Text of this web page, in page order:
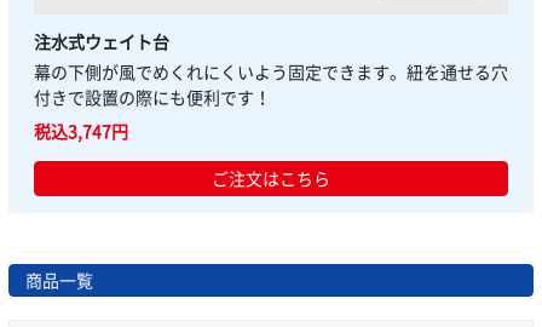
注水式ウェイト台
幕の下側が風でめくれにくいよう固定できます。紐を通せる穴
付きで設置の際にも便利です！
税込3,747円
ご注文はこちら
商品一覧